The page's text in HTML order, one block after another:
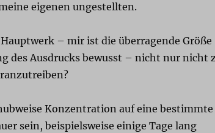
eigenen ungestellten.
– mir ist die überragende Größe
des Ausdrucks bewusst – nicht nur nicht
Konzentration auf eine bestimmte
sein, beispielsweise einige Tage lang